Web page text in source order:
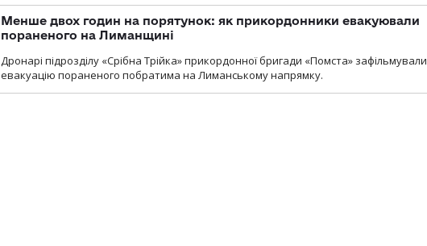
Менше двох годин на порятунок: як прикордонники евакуювали
пораненого на Лиманщині
Дронарі підрозділу «Срібна Трійка» прикордонної бригади «Помста» зафільмували
евакуацію пораненого побратима на Лиманському напрямку.